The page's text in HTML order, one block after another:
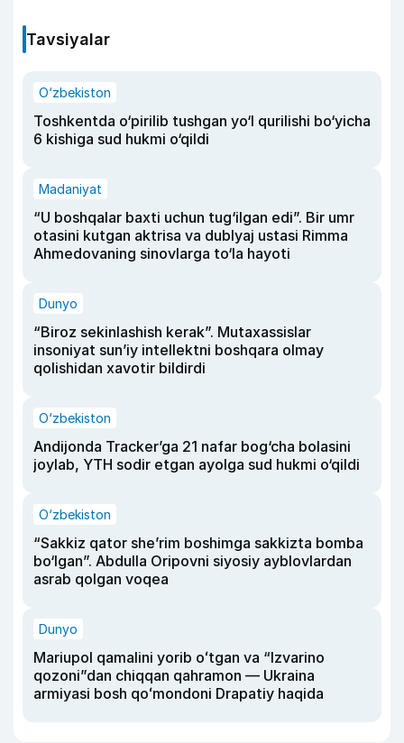
Tavsiyalar
O‘zbekiston
Toshkentda o‘pirilib tushgan yo‘l qurilishi bo‘yicha
6 kishiga sud hukmi o‘qildi
Madaniyat
“U boshqalar baxti uchun tug‘ilgan edi”. Bir umr
otasini kutgan aktrisa va dublyaj ustasi Rimma
Ahmedovaning sinovlarga to‘la hayoti
Dunyo
“Biroz sekinlashish kerak”. Mutaxassislar
insoniyat sun’iy intellektni boshqara olmay
qolishidan xavotir bildirdi
O‘zbekiston
Andijonda Tracker’ga 21 nafar bog‘cha bolasini
joylab, YTH sodir etgan ayolga sud hukmi o‘qildi
O‘zbekiston
“Sakkiz qator she’rim boshimga sakkizta bomba
bo‘lgan”. Abdulla Oripovni siyosiy ayblovlardan
asrab qolgan voqea
Dunyo
Mariupol qamalini yorib oʻtgan va “Izvarino
qozoni”dan chiqqan qahramon — Ukraina
armiyasi bosh qoʻmondoni Drapatiy haqida